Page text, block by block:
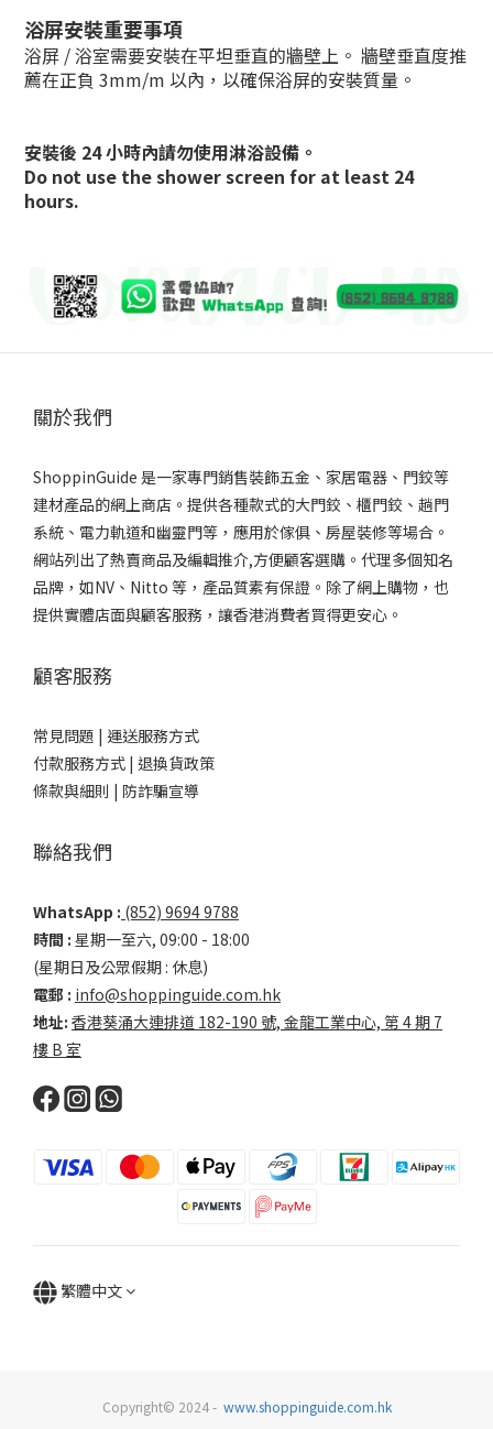
浴屏安裝重要事項
浴屏 / 浴室需要安裝在平坦垂直的牆壁上。 牆壁垂直度推
薦在正負 3mm/m 以內，以確保浴屏的安裝質量。
安裝後 24 小時內請勿使用淋浴設備。
Do not use the shower screen for at least 24
hours.
關於我們
ShoppinGuide 是一家專門銷售裝飾五金、家居電器、門鉸等
建材產品的網上商店。提供各種款式的大門鉸、櫃門鉸、趟門
系統、電力軌道和幽靈門等，應用於傢俱、房屋裝修等場合。
網站列出了熱賣商品及編輯推介,方便顧客選購。代理多個知名
品牌，如NV、Nitto 等，產品質素有保證。除了網上購物，也
提供實體店面與顧客服務，讓香港消費者買得更安心。
顧客服務
常見問題 | 運送服務方式
付款服務方式 | 退換貨政策
條款與細則 | 防詐騙宣導
聯絡我們
WhatsApp : (852) 9694 9788
時間 : 星期一至六, 09:00 - 18:00
(星期日及公眾假期 : 休息)
電郵 : info@shoppinguide.com.hk
地址: 香港葵涌大連排道 182-190 號, 金龍工業中心, 第 4 期 7
樓 B 室
繁體中文
Copyright© 2024 - www.shoppinguide.com.hk